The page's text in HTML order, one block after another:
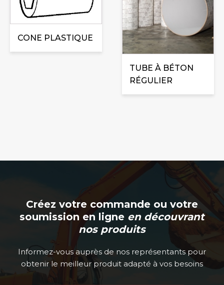
CONE PLASTIQUE
variations.
Les
options
peuvent
TUBE À BÉTON
RÉGULIER
peuvent
être
choisies
sur
page
du
produit
Créez votre commande ou votre
soumission en ligne en découvrant
nos produits
Informez-vous auprès de nos représentants pour
obtenir le meilleur produit adapté à vos besoins